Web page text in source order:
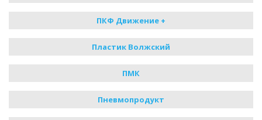
ПКФ Движение +
Пластик Волжский
ПМК
Пневмопродукт